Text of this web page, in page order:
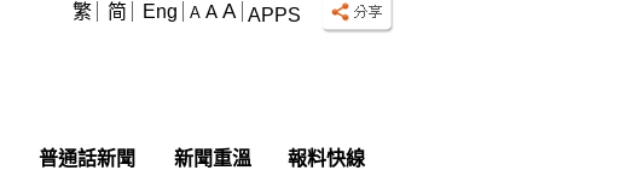
APPS
A A A
繁 简 Eng
普通話新聞 新聞重溫
報料快線